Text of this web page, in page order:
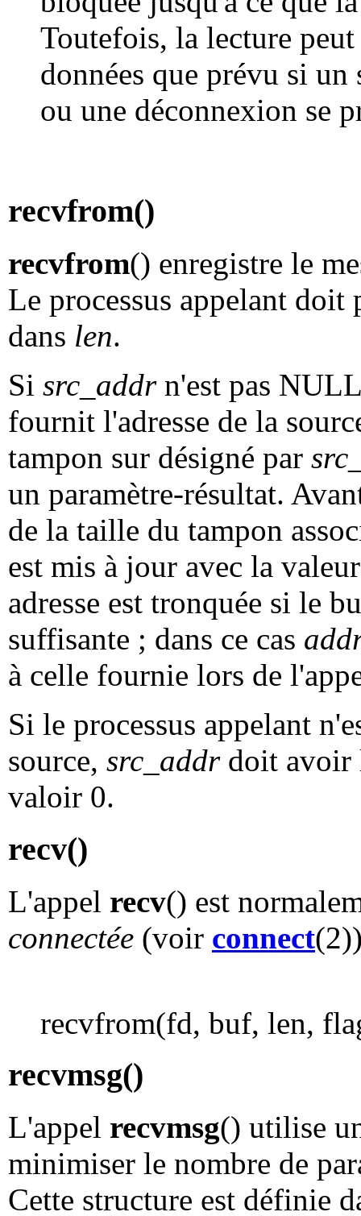
Toutefois, la lecture
données que prévu si
ou une déconnexion se
recvfrom()
recvfrom() enregistre le
Le processus appelant
dans len.
Si src_addrn'est pas
fournit l'adresse de la
tampon sur désigné par
un paramètre-résultat.
de la taille du tampon
est mis à jour avec la
adresse est tronquée si le
suffisante ; dans ce cas
à celle fournie lors de
Si le processus appelant
source, src_addrdoit avoir
valoir 0.
recv()
L'appel recv() est
connectée (voir connect
recvfrom(fd, buf, len,
recvmsg()
L'appel recvmsg() utilise
minimiser le nombre de
Cette structure est définie